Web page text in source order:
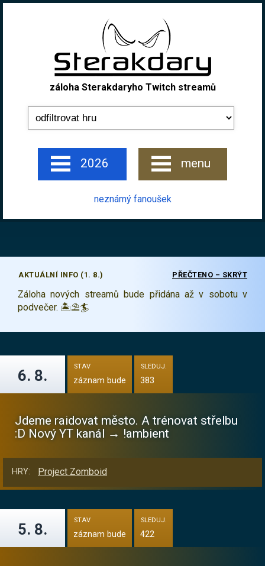
záloha Sterakdaryho Twitch streamů
2026 menu
neznámý fanoušek
AKTUÁLNÍ INFO (1. 8.) PŘEČTENO – SKRÝT
Záloha nových streamů bude přidána až v sobotu v
podvečer. 🏝️⛱️🏄
6. 8.
STAV
záznam bude
SLEDUJ.
383
Jdeme raidovat město. A trénovat střelbu
:D Nový YT kanál → !ambient
HRY: Project Zomboid
5. 8.
STAV
záznam bude
SLEDUJ.
422